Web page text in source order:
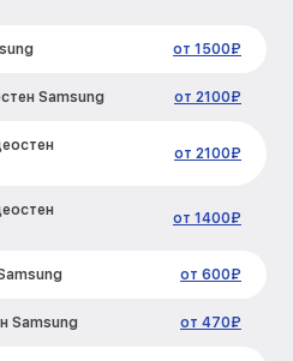
от 1500₽
Samsung от 2100₽
от 2100₽
от 1400₽
от 600₽
Samsung от 470₽